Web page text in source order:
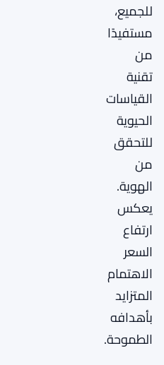
للجميع،
مستفيدًا
من
تقنية
القياسات
الحيوية
للتحقق
من
الهوية.
يعكس
ارتفاع
السعر
الاهتمام
المتزايد
بأهدافه
الطموحة.